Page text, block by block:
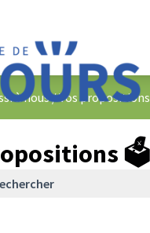
à nous/Vos
🗳️